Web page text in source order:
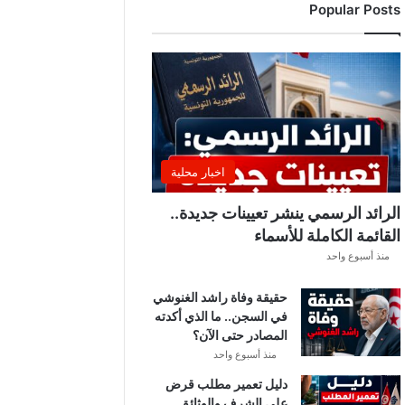
د
ي
ا
ف
ر
ي
ق
ي
ب
ل
ع
ة
د
و
ر
ي
Popular Posts
اخبار محلية
الرائد الرسمي ينشر تعيينات جديدة..
القائمة الكاملة للأسماء
منذ أسبوع واحد
حقيقة وفاة راشد الغنوشي
في السجن.. ما الذي أكدته
المصادر حتى الآن؟
منذ أسبوع واحد
دليل تعمير مطلب قرض